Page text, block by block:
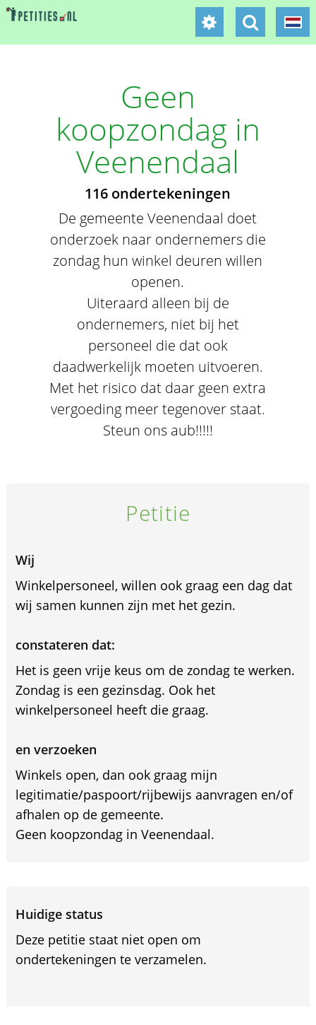
Geen
koopzondag in
Veenendaal
116 ondertekeningen
De gemeente Veenendaal doet
onderzoek naar ondernemers die
zondag hun winkel deuren willen
openen.
Uiteraard alleen bij de
ondernemers, niet bij het
personeel die dat ook
daadwerkelijk moeten uitvoeren.
Met het risico dat daar geen extra
vergoeding meer tegenover staat.
Steun ons aub!!!!!
Petitie
Wij
Winkelpersoneel, willen ook graag een dag dat
wij samen kunnen zijn met het gezin.
constateren dat:
Het is geen vrije keus om de zondag te werken.
Zondag is een gezinsdag. Ook het
winkelpersoneel heeft die graag.
en verzoeken
Winkels open, dan ook graag mijn
legitimatie/paspoort/rijbewijs aanvragen en/of
afhalen op de gemeente.
Geen koopzondag in Veenendaal.
Huidige status
Deze petitie staat niet open om
ondertekeningen te verzamelen.